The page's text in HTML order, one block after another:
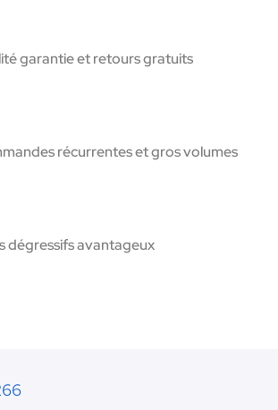
garantie et retours gratuits
récurrentes et gros volumes
dégressifs avantageux